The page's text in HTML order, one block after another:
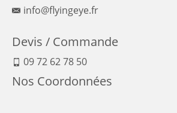
info@flyingeye.fr
Devis / Commande
09 72 62 78 50
Nos Coordonnées